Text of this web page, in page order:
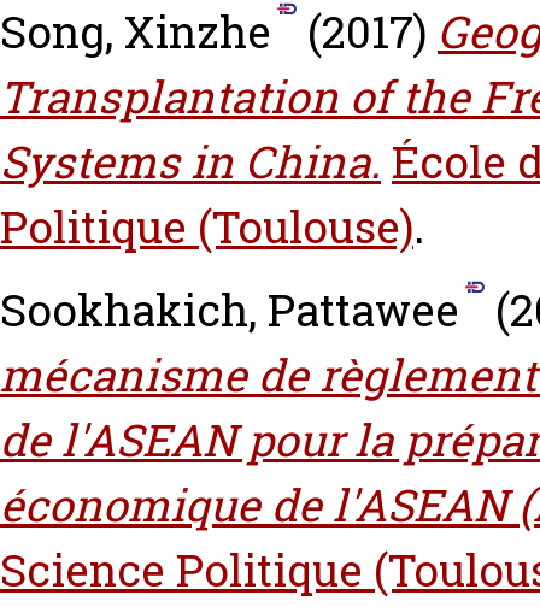
Song, Xinzhe
(2017)
Transplantation of the
Systems in China. École
Politique (Toulouse).
Sookhakich, Pattawee
mécanisme de
de l'ASEAN pour la
économique de l'ASEAN
Science Politique